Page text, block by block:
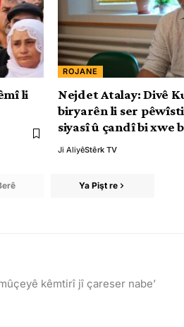
li
ROJANE
Nejdet Atalay: Divê
biryarên li ser
siyasî û çandî bi xwe
Ji AliyêStêrk TV
Ya Pişt re
kêmtirî jî çareser nabe’